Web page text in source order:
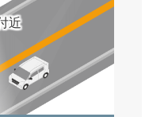
近